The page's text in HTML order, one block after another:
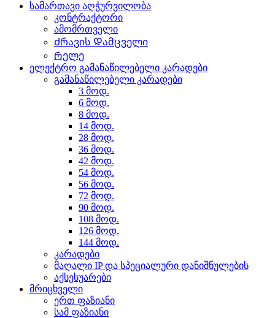
სამართავი აღჭურვილობა
კონტრაქტორი
ამომრთველი
Ძრავის Დამცველი
Რელე
ელექტრო გამანაწილებელი კარადები
გამანაწილებელი კარადები
3 მოდ.
6 მოდ.
8 მოდ.
14 მოდ.
28 მოდ.
36 მოდ.
42 მოდ.
54 მოდ.
56 მოდ.
72 მოდ.
90 მოდ.
108 მოდ.
126 მოდ.
144 მოდ.
კარადები
მაღალი IP და სპეციალური დანიშნულების
აქსესუარები
მრიცხველი
ერთ ფაზიანი
სამ ფაზიანი